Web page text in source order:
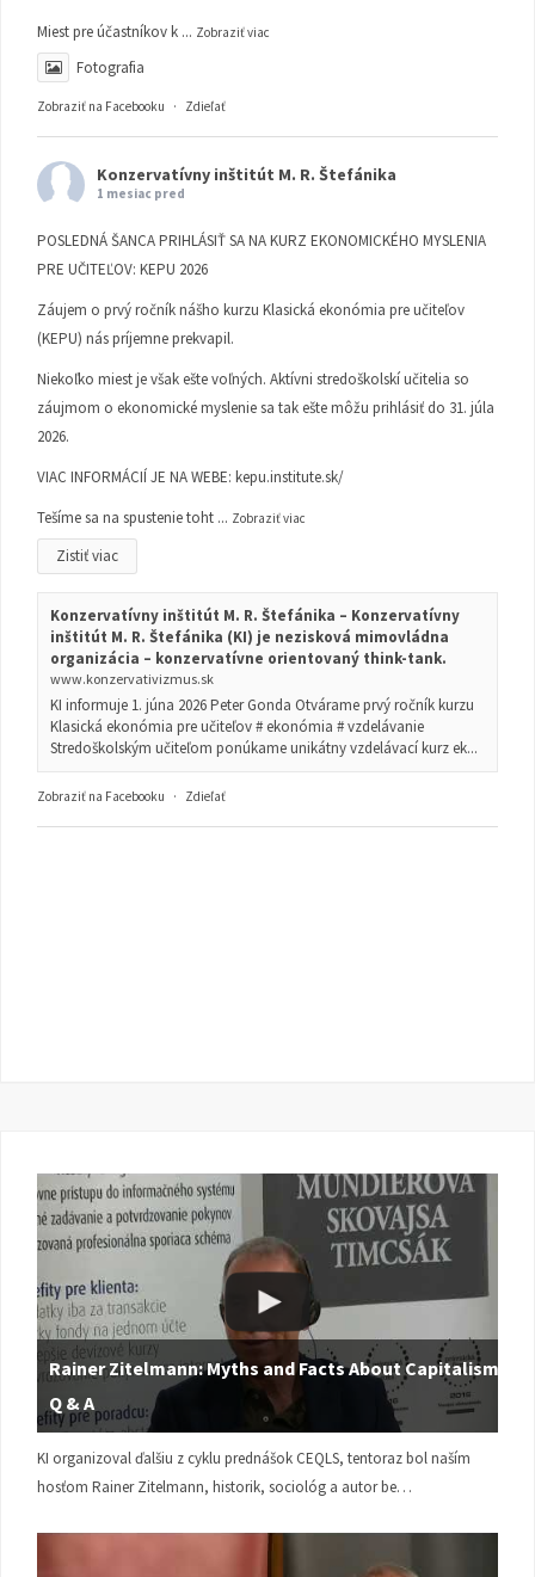
Miest pre účastníkov k ... Zobraziť viac
Fotografia
Zobraziť na Facebooku · Zdieľať
Konzervatívny inštitút M. R. Štefánika
1 mesiac pred
POSLEDNÁ ŠANCA PRIHLÁSIŤ SA NA KURZ EKONOMICKÉHO MYSLENIA
PRE UČITEĽOV: KEPU 2026
Záujem o prvý ročník nášho kurzu Klasická ekonómia pre učiteľov
(KEPU) nás príjemne prekvapil.
Niekoľko miest je však ešte voľných. Aktívni stredoškolskí učitelia so
záujmom o ekonomické myslenie sa tak ešte môžu prihlásiť do 31. júla
2026.
VIAC INFORMÁCIÍ JE NA WEBE: kepu.institute.sk/
Tešíme sa na spustenie toht ... Zobraziť viac
Zistiť viac
Konzervatívny inštitút M. R. Štefánika – Konzervatívny
inštitút M. R. Štefánika (KI) je nezisková mimovládna
organizácia – konzervatívne orientovaný think-tank.
www.konzervativizmus.sk
KI informuje 1. júna 2026 Peter Gonda Otvárame prvý ročník kurzu
Klasická ekonómia pre učiteľov # ekonómia # vzdelávanie
Stredoškolským učiteľom ponúkame unikátny vzdelávací kurz ek...
Zobraziť na Facebooku · Zdieľať
Rainer Zitelmann: Myths and Facts About Capitalism |
Q & A
KI organizoval ďalšiu z cyklu prednášok CEQLS, tentoraz bol naším
hosťom Rainer Zitelmann, historik, sociológ a autor be…